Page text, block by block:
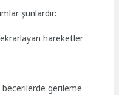
şunlardır:
hareketler
gerileme